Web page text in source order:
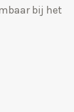
bij het